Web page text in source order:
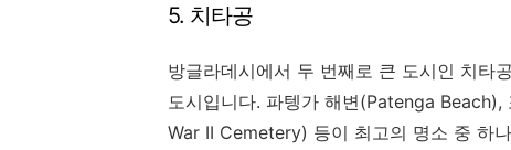
5. 치타공
방글라데시에서 두 번째로 큰 도시인 치타
도시입니다. 파텡가 해변(Patenga
War II Cemetery) 등이 최고의 명소 중 하